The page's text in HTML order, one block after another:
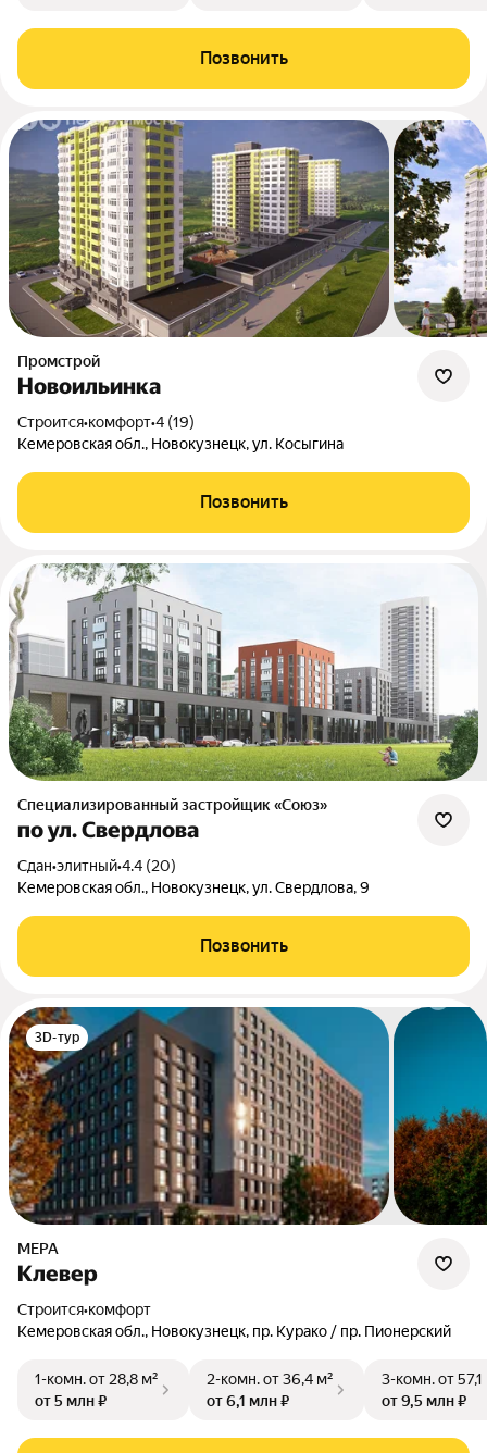
Позвонить
Промстрой
Новоильинка
Строится•комфорт•4 (19)
Кемеровская обл., Новокузнецк, ул. Косыгина
Позвонить
Специализированный застройщик «Союз»
по ул. Свердлова
Сдан•элитный•4.4 (20)
Кемеровская обл., Новокузнецк, ул. Свердлова, 9
Позвонить
3D-тур
МЕРА
Клевер
Строится•комфорт
Кемеровская обл., Новокузнецк, пр. Курако / пр. Пионерский
1-комн.от 28,8 м²
от 5 млн ₽
2-комн.от 36,4 м²
от 6,1 млн ₽
3-комн.от 57,1
от 9,5 млн ₽